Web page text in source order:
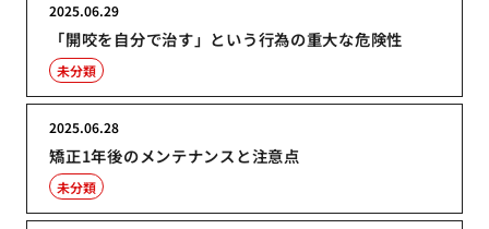
「開咬を自分で治す」という行為の重大な危険性
2025.06.29
未分類
矯正1年後のメンテナンスと注意点
2025.06.28
未分類